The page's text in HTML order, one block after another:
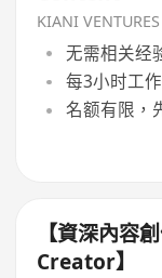
KIANI VENTURES
无需相关经
每3小时工
名额有限，
【資深內
Creator】